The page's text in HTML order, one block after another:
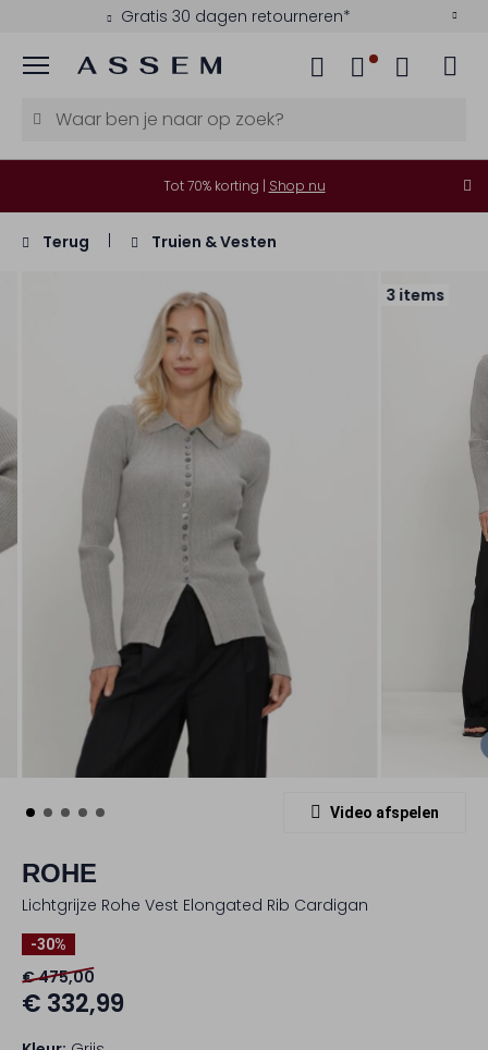
Gratis 30 dagen retourneren*
Menu
Tot 70% korting | Shop nu
Terug Truien & Vesten
3 items
Video afspelen
ROHE
Lichtgrijze Rohe Vest Elongated Rib Cardigan
-30%
€ 475,00
€ 332,99